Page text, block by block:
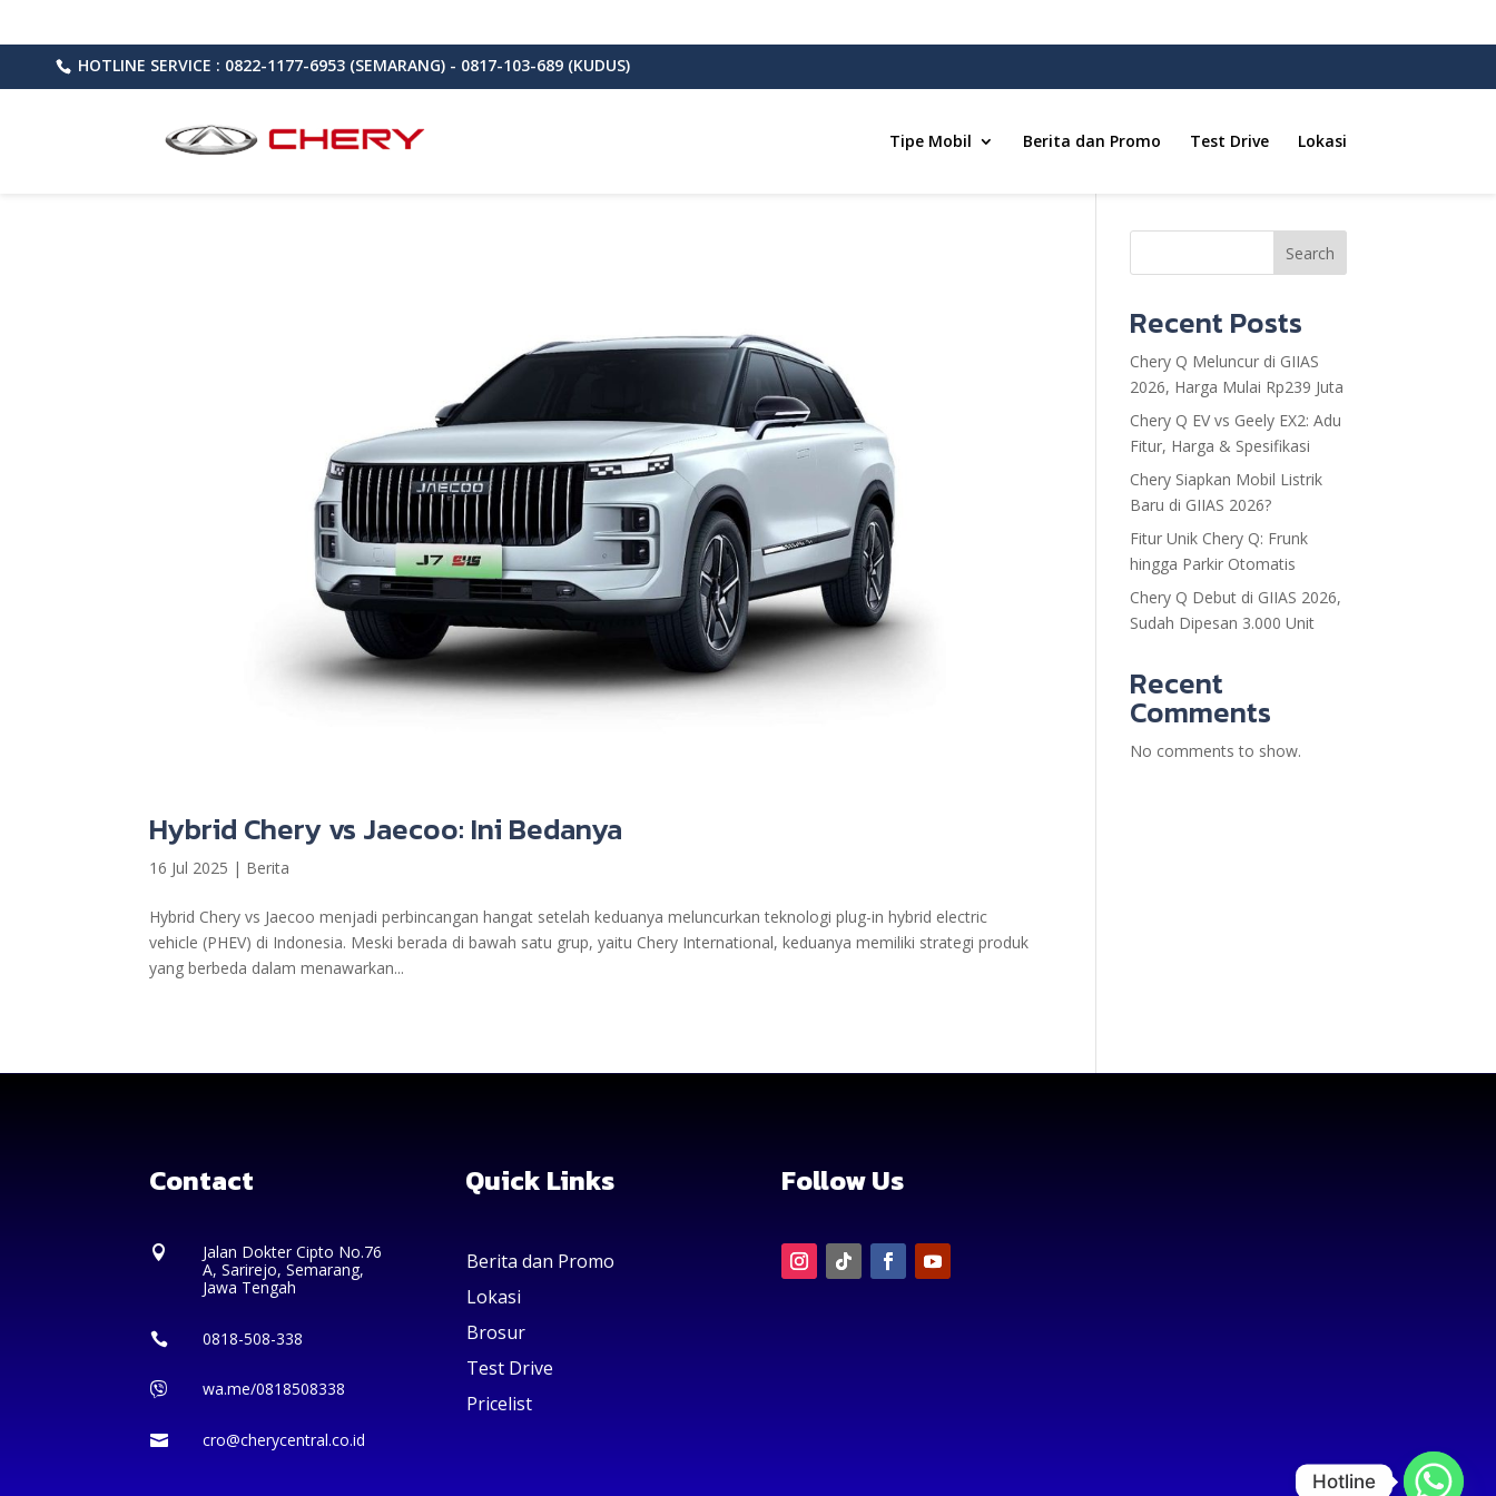
HOTLINE SERVICE : 0822-1177-6953 (SEMARANG) - 0817-103-689 (KUDUS)
Tipe Mobil Berita dan Promo Test Drive Lokasi
Hybrid Chery vs Jaecoo: Ini Bedanya
16 Jul 2025 | Berita
Hybrid Chery vs Jaecoo menjadi perbincangan hangat setelah keduanya meluncurkan teknologi plug-in hybrid electric
vehicle (PHEV) di Indonesia. Meski berada di bawah satu grup, yaitu Chery International, keduanya memiliki strategi produk
yang berbeda dalam menawarkan...
Search
Recent Posts
Chery Q Meluncur di GIIAS
2026, Harga Mulai Rp239 Juta
Chery Q EV vs Geely EX2: Adu
Fitur, Harga & Spesifikasi
Chery Siapkan Mobil Listrik
Baru di GIIAS 2026?
Fitur Unik Chery Q: Frunk
hingga Parkir Otomatis
Chery Q Debut di GIIAS 2026,
Sudah Dipesan 3.000 Unit
Recent
Comments
No comments to show.
Contact

Jalan Dokter Cipto No.76
A, Sarirejo, Semarang,
Jawa Tengah
 0818-508-338
 wa.me/0818508338
 cro@cherycentral.co.id
Quick Links
Berita dan Promo
Lokasi
Brosur
Test Drive
Pricelist
Follow Us
Hotline